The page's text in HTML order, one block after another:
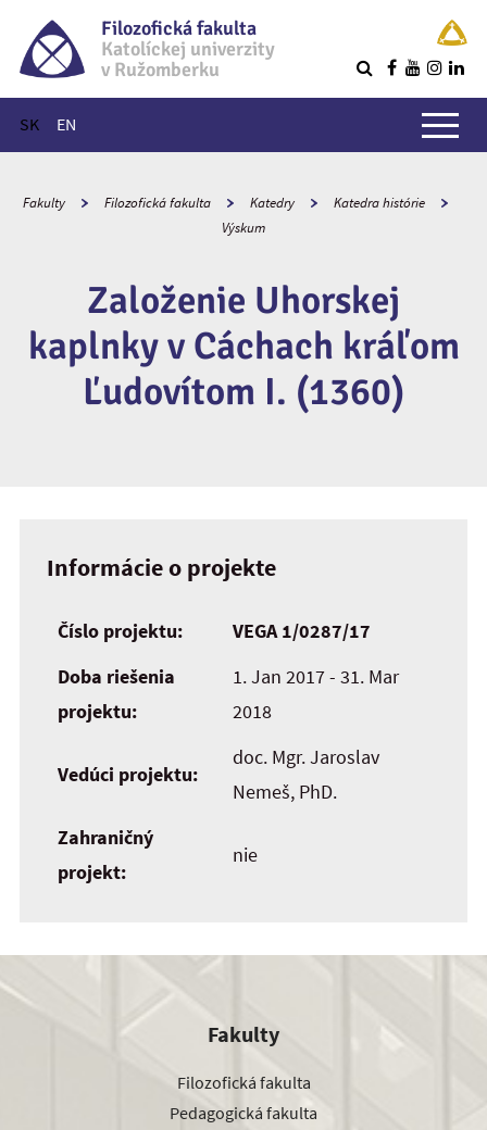
Filozofická fakulta
Katolíckej univerzity
v Ružomberku
SK EN
Hlavné menu
Fakulty Filozofická fakulta Katedry
Katedra histórie
Výskum
Založenie Uhorskej
kaplnky v Cáchach kráľom
Ľudovítom I. (1360)
Informácie o projekte
Číslo projektu:
VEGA 1/0287/17
Doba riešenia
projektu:
1. Jan 2017 - 31. Mar
2018
Vedúci projektu:
doc. Mgr. Jaroslav
Nemeš, PhD.
Zahraničný
projekt:
nie
Fakulty
Filozofická fakulta
Pedagogická fakulta